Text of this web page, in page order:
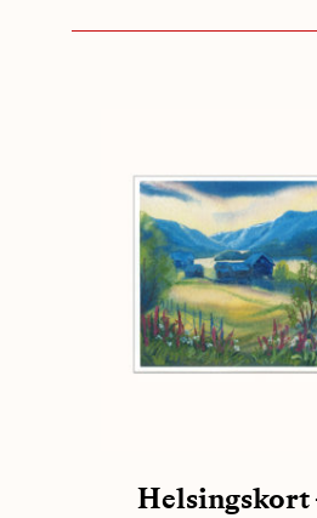
Helsingskort